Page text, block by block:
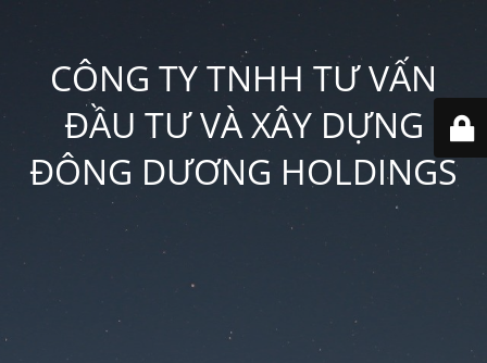
CÔNG TY TNHH TƯ VẤN
ĐẦU TƯ VÀ XÂY DỰNG
ĐÔNG DƯƠNG HOLDINGS